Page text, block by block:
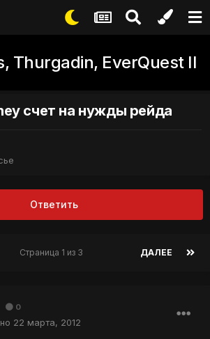
Thurgadin, EverQuest II
счет на нужды рейда
Ответить
ДАЛЕЕ
Страница 1 из 3
0
22 марта, 2012